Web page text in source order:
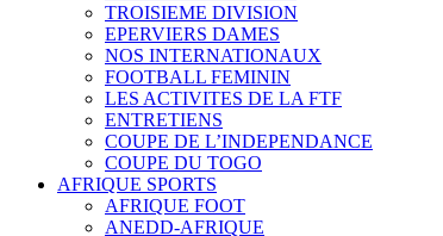
TROISIEME DIVISION
EPERVIERS DAMES
NOS INTERNATIONAUX
FOOTBALL FEMININ
LES ACTIVITES DE LA FTF
ENTRETIENS
COUPE DE L’INDEPENDANCE
COUPE DU TOGO
AFRIQUE SPORTS
AFRIQUE FOOT
ANEDD-AFRIQUE